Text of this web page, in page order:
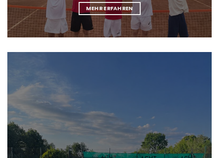
MEHR ERFAHREN